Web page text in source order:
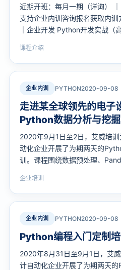
近期开班：每月一期（详询）
支持企业内训咨询报名获取内
｜企业开发 Python开发实战
从面向对象到并发编程、从数
课程介绍
企业内训 PYTHON2020-09-08
走进某全球领先的电子
Python数据分析与挖掘
2020年9月1日至2日，艾威培
动化企业开展了为期两天的
训。课程围绕数据预处理、
开，由5年以上Python授课经验
技术团队快速掌握…
企业培训
企业内训 PYTHON2020-09-08
Python编程入门定制
2020年8月31日至9月1日，艾
计自动化企业开展了为期两天的